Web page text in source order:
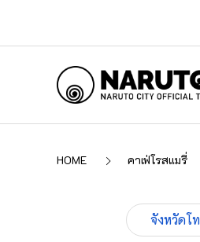
HOME คาเฟ่โรสแมรี่
จังหวัดโ